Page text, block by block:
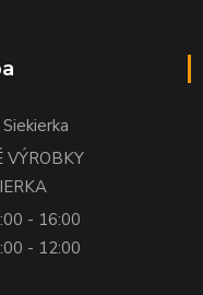
VÝROBKY
- 16:00
- 12:00